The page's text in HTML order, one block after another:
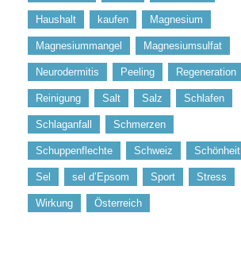
Haushalt kaufen Magnesium
Magnesiummangel Magnesiumsulfat
Neurodermitis Peeling Regeneration
Reinigung Salt Salz Schlafen
Schlaganfall Schmerzen
Schuppenflechte Schweiz Schönheit
Sel sel d’Epsom Sport Stress
Wirkung Österreich